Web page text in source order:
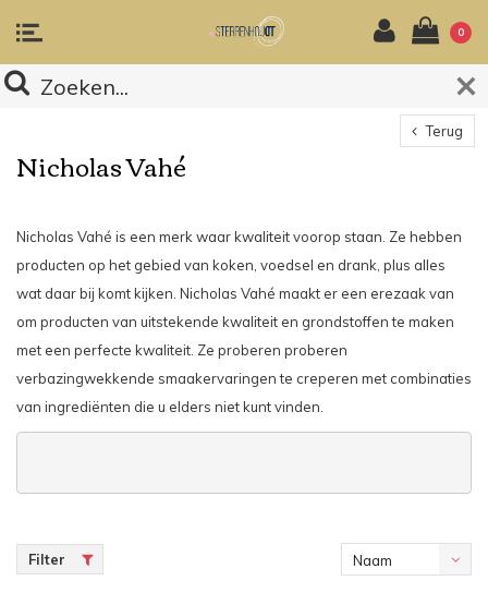
0
Terug
Nicholas Vahé
Nicholas Vahé is een merk waar kwaliteit voorop staan. Ze hebben
producten op het gebied van koken, voedsel en drank, plus alles
wat daar bij komt kijken. Nicholas Vahé maakt er een erezaak van
om producten van uitstekende kwaliteit en grondstoffen te maken
met een perfecte kwaliteit. Ze proberen proberen
verbazingwekkende smaakervaringen te creperen met combinaties
van ingrediënten die u elders niet kunt vinden.
Filter
Naam